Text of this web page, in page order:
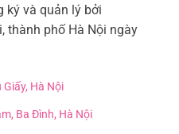
ký và quản lý bởi
thành phố Hà Nội ngày
Giấy, Hà Nội
Ba Đình, Hà Nội